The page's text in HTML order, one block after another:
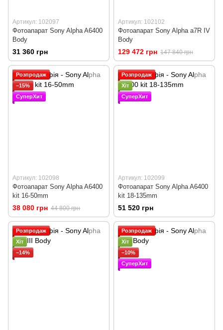
Артикул: 102097
Фотоапарат Sony Alpha A6400
Body
31 360 грн
Артикул: 102102
Фотоапарат Sony Alpha a7R IV
Body
129 472 грн 147 840 грн
Розпродаж
−15%
СуперХит
Артикул: 102098
Фотоапарат Sony Alpha A6400
kit 16-50mm
38 080 грн 44 800 грн
Розпродаж
Хіт
СуперХит
Артикул: 102099
Фотоапарат Sony Alpha A6400
kit 18-135mm
51 520 грн
Розпродаж
Хіт
−14%
Розпродаж
Хіт
−10%
СуперХит